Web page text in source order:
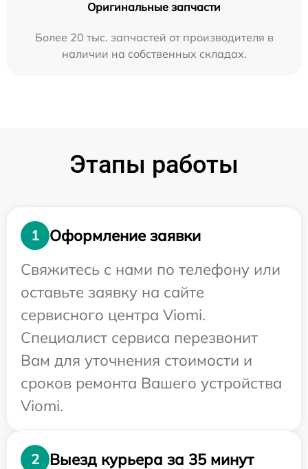
Оригинальные запчасти
Более 20 тыс. запчастей от производителя в
наличии на собственных складах.
Этапы работы
1
Оформление заявки
Свяжитесь с нами по телефону или
оставьте заявку на сайте
сервисного центра Viomi.
Специалист сервиса перезвонит
Вам для уточнения стоимости и
сроков ремонта Вашего устройства
Viomi.
2 Выезд курьера за 35 минут